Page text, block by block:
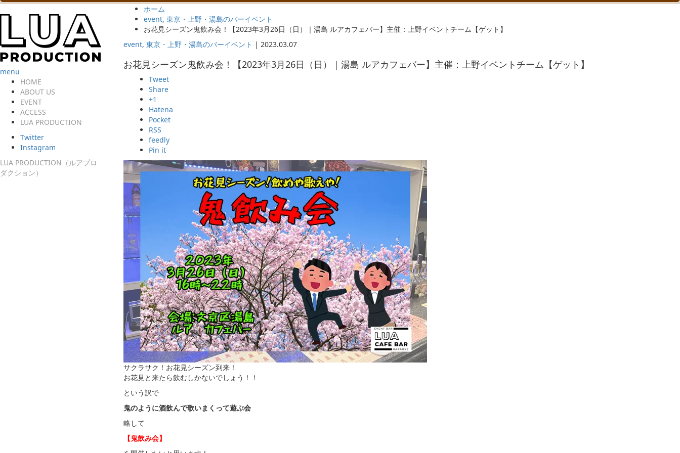
menu
HOME
ABOUT US
EVENT
ACCESS
LUA PRODUCTION
Twitter
Instagram
LUA PRODUCTION（ルアプロ
ダクション）
ホーム
event, 東京・上野・湯島のバーイベント
お花見シーズン鬼飲み会！【2023年3月26日（日）｜湯島 ルアカフェバー】主催：上野イベントチーム【ゲット】
event, 東京・上野・湯島のバーイベント | 2023.03.07
お花見シーズン鬼飲み会！【2023年3月26日（日）｜湯島 ルアカフェバー】主催：上野イベントチーム【ゲット】
Tweet
Share
+1
Hatena
Pocket
RSS
feedly
Pin it
サクラサク！お花見シーズン到来！
お花見と来たら飲むしかないでしょう！！
という訳で
鬼のように酒飲んで歌いまくって遊ぶ会
略して
【鬼飲み会】